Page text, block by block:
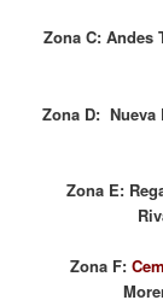
Zona C: Andes
Zona D: Nueva
Zona E:
Zona F: